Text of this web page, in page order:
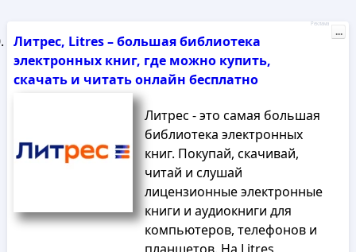
Литрес, Litres – большая библиотека
электронных книг, где можно купить,
скачать и читать онлайн бесплатно
Литрес - это самая большая
библиотека электронных
книг. Покупай, скачивай,
читай и слушай
лицензионные электронные
книги и аудиокниги для
компьютеров, телефонов и
Реклама
...